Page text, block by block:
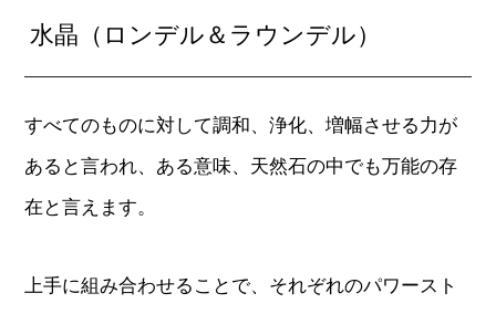
水晶（ロンデル＆ラウンデル）
すべてのものに対して調和、浄化、増幅させる力が
あると言われ、ある意味、天然石の中でも万能の存
在と言えます。
上手に組み合わせることで、それぞれのパワースト